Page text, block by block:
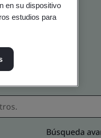
Búsqueda
en su dispositivo
estudios para